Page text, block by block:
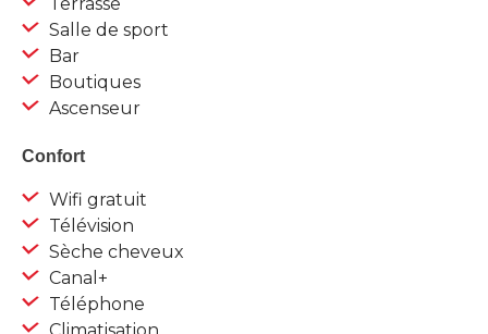
Terrasse
Salle de sport
Bar
Boutiques
Ascenseur
Confort
Wifi gratuit
Télévision
Sèche cheveux
Canal+
Téléphone